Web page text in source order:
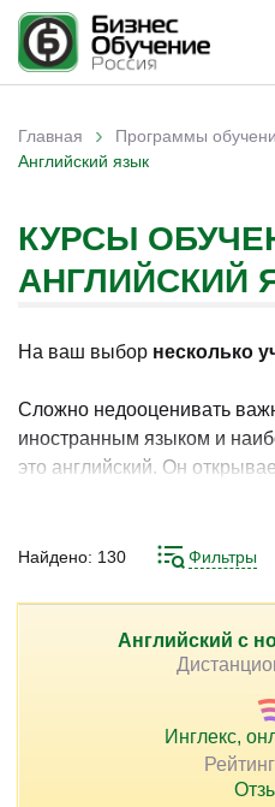
Вы здесь
Главная › Программы
Английский язык
КУРСЫ
АНГЛИЙСКИЙ
На ваш выбор несколько
Сложно недооценивать
иностранным языком и
это английский. Он
перспективы для
выучить, самоучителей или
программы совершенно
подойти к вопросу
использовать разные
вариантом для освоения
прохождение профильных
обеспечить полное
качественное усвоение
Найдено: 130 Фильтры
Английский с
Инглекс,
Рейтинг